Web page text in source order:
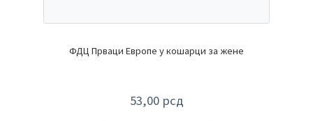
ФДЦ Прваци Европе у кошарци за жене
53,00 рсд